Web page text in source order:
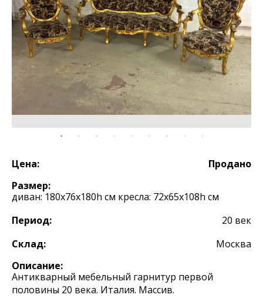
Цена:
Продано
Размер:
диван: 180х76х180h см кресла: 72х65х108h см
Период:
20 век
Склад:
Москва
Описание:
Антикварный мебельный гарнитур первой
половины 20 века. Италия. Массив.